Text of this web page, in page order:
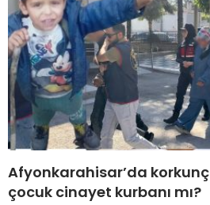
Afyonkarahisar’da
çocuk cinayet kurbanı mı?